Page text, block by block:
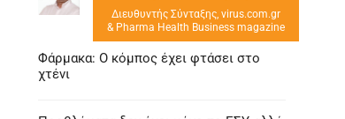
Διευθυντής Σύνταξης, virus.com.gr
& Pharma Health Business magazine
Φάρμακα: Ο κόμπος έχει φτάσει στο
χτένι